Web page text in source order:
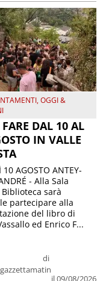
,OGGI &
FARE DAL 10 AL
IN VALLE
di
gazzettamatin
il 09/08/2026
10 AGOSTO ANTEY-
- Alla Sala
sarà
partecipare alla
del libro di
ed Enrico F...